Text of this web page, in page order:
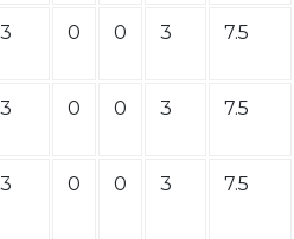
3 0 0 3 7.5
3 0 0 3 7.5
3 0 0 3 7.5